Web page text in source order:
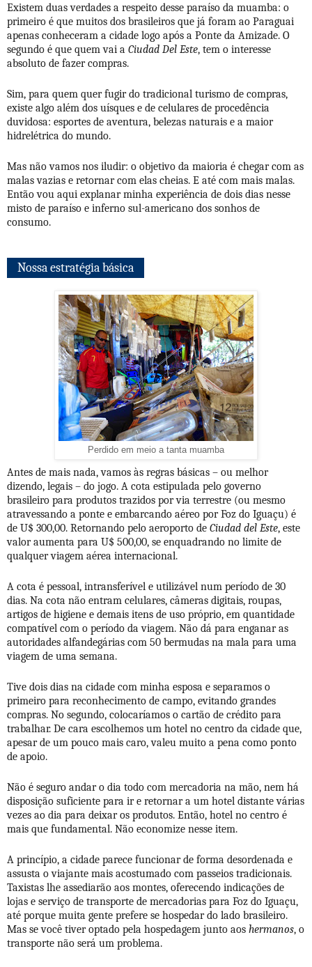
Existem duas verdades a respeito desse paraíso da muamba: o
primeiro é que muitos dos brasileiros que já foram ao Paraguai
apenas conheceram a cidade logo após a Ponte da Amizade. O
segundo é que quem vai a Ciudad Del Este, tem o interesse
absoluto de fazer compras.
Sim, para quem quer fugir do tradicional turismo de compras,
existe algo além dos uísques e de celulares de procedência
duvidosa: esportes de aventura, belezas naturais e a maior
hidrelétrica do mundo.
Mas não vamos nos iludir: o objetivo da maioria é chegar com as
malas vazias e retornar com elas cheias. E até com mais malas.
Então vou aqui explanar minha experiência de dois dias nesse
misto de paraíso e inferno sul-americano dos sonhos de
consumo.
Nossa estratégia básica
Perdido em meio a tanta muamba
Antes de mais nada, vamos às regras básicas – ou melhor
dizendo, legais – do jogo. A cota estipulada pelo governo
brasileiro para produtos trazidos por via terrestre (ou mesmo
atravessando a ponte e embarcando aéreo por Foz do Iguaçu) é
de U$ 300,00. Retornando pelo aeroporto de Ciudad del Este, este
valor aumenta para U$ 500,00, se enquadrando no limite de
qualquer viagem aérea internacional.
A cota é pessoal, intransferível e utilizável num período de 30
dias. Na cota não entram celulares, câmeras digitais, roupas,
artigos de higiene e demais itens de uso próprio, em quantidade
compatível com o período da viagem. Não dá para enganar as
autoridades alfandegárias com 50 bermudas na mala para uma
viagem de uma semana.
Tive dois dias na cidade com minha esposa e separamos o
primeiro para reconhecimento de campo, evitando grandes
compras. No segundo, colocaríamos o cartão de crédito para
trabalhar. De cara escolhemos um hotel no centro da cidade que,
apesar de um pouco mais caro, valeu muito a pena como ponto
de apoio.
Não é seguro andar o dia todo com mercadoria na mão, nem há
disposição suficiente para ir e retornar a um hotel distante várias
vezes ao dia para deixar os produtos. Então, hotel no centro é
mais que fundamental. Não economize nesse item.
A princípio, a cidade parece funcionar de forma desordenada e
assusta o viajante mais acostumado com passeios tradicionais.
Taxistas lhe assediarão aos montes, oferecendo indicações de
lojas e serviço de transporte de mercadorias para Foz do Iguaçu,
até porque muita gente prefere se hospedar do lado brasileiro.
Mas se você tiver optado pela hospedagem junto aos hermanos, o
transporte não será um problema.